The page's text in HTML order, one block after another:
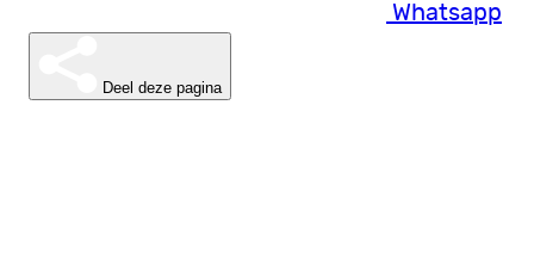
Whatsapp
Deel deze pagina